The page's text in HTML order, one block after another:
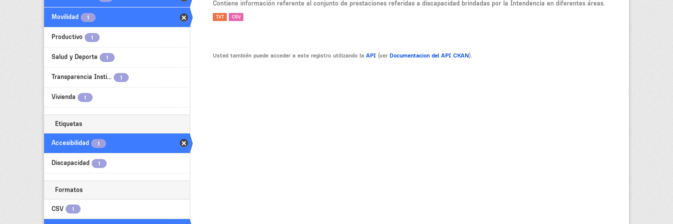
Movilidad 1
Productivo 1
Salud y Deporte 1
Transparencia Insti... 1
Vivienda 1
Etiquetas
Accesibilidad 1
Discapacidad 1
Formatos
CSV 1
Contiene información referente al conjunto de prestaciones referidas a discapacidad brindadas por la Intendencia en diferentes áreas.
TXT CSV
Usted también puede acceder a este registro utilizando la API (ver Documentacion del API CKAN).